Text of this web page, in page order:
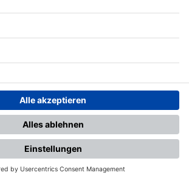
Datenschutz Impressum